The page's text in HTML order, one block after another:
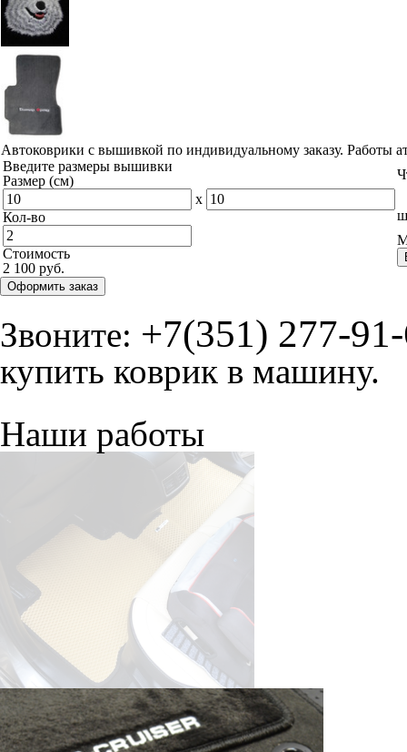
Автоковрики с вышивкой по индивидуальному заказу. Работы
Введите размеры вышивки
Размер (см)
x
Кол-во
Стоимость
2 100 руб.
Оформить заказ
Звоните: +7(351) 277-
купить коврик в машину.
Наши работы